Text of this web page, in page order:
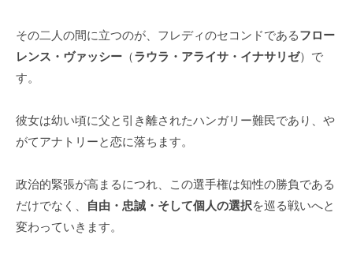
その二人の間に立つのが、フレディのセコンドであるフロー
レンス・ヴァッシー （ラウラ・アライサ・イナサリゼ）で
す。
彼女は幼い頃に父と引き離されたハンガリー難民であり、や
がてアナトリーと恋に落ちます。
政治的緊張が高まるにつれ、この選手権は知性の勝負である
だけでなく、
自由・忠誠・そして個人の選択を巡る戦いへと
変わっていきます。